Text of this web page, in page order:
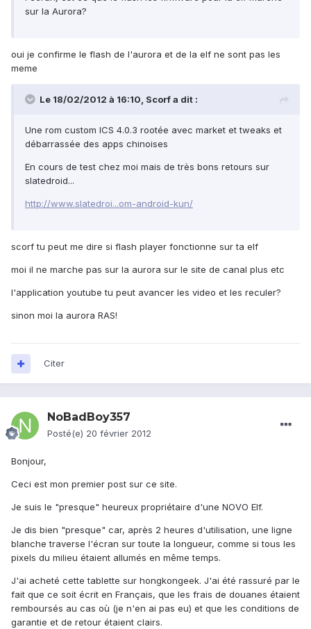
sur la Aurora?
oui je confirme le flash de l'aurora et de la elf ne sont pas les
meme
Le 18/02/2012 à 16:10, Scorf a dit :
Une rom custom ICS 4.0.3 rootée avec market et tweaks et
débarrassée des apps chinoises
En cours de test chez moi mais de très bons retours sur
slatedroid...
http://www.slatedroi...om-android-kun/
scorf tu peut me dire si flash player fonctionne sur ta elf
moi il ne marche pas sur la aurora sur le site de canal plus etc
l'application youtube tu peut avancer les video et les reculer?
sinon moi la aurora RAS!
Citer
NoBadBoy357
Posté(e) 20 février 2012
Bonjour,
Ceci est mon premier post sur ce site.
Je suis le "presque" heureux propriétaire d'une NOVO Elf.
Je dis bien "presque" car, après 2 heures d'utilisation, une ligne
blanche traverse l'écran sur toute la longueur, comme si tous les
pixels du milieu étaient allumés en même temps.
J'ai acheté cette tablette sur hongkongeek. J'ai été rassuré par le
fait que ce soit écrit en Français, que les frais de douanes étaient
remboursés au cas où (je n'en ai pas eu) et que les conditions de
garantie et de retour étaient clairs.